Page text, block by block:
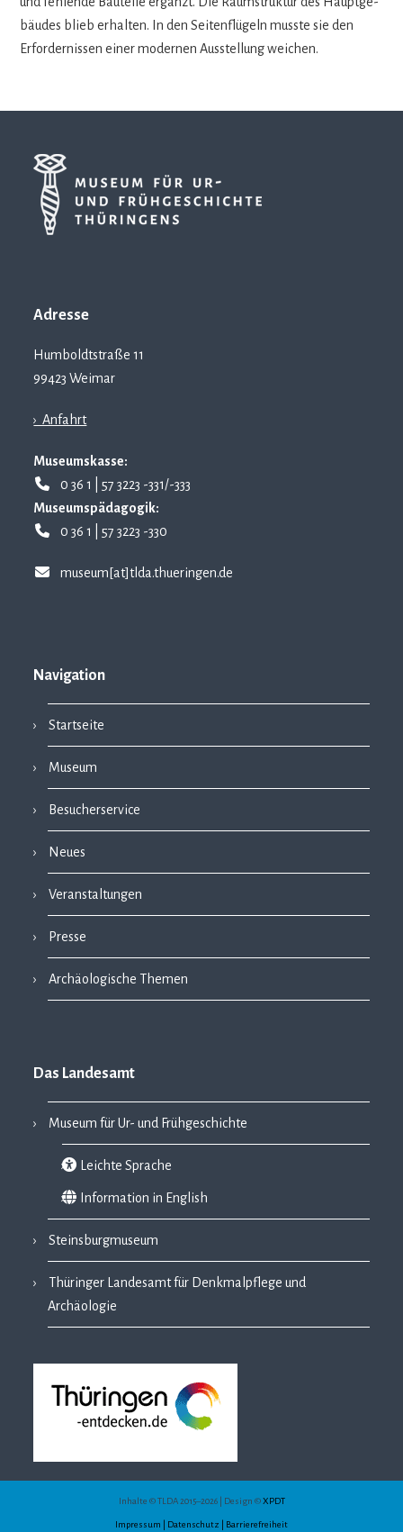
bäu­des blieb erhal­ten. In den Sei­ten­flü­geln musste sie den
Erfor­der­nis­sen einer moder­nen Aus­stel­lung weichen.
Adresse
Humboldtstraße 11
99423 Weimar
› Anfahrt
Museumskasse:
0 36 1 | 57 3223 -331/-333
Museumspädagogik:
0 36 1 | 57 3223 -330
museum[at]tlda.thueringen.de
Navigation
Startseite
Museum
Besucherservice
Neues
Veranstaltungen
Presse
Archäologische Themen
Das Landesamt
Museum für Ur- und Frühgeschichte
Leichte Sprache
Information in English
Steinsburgmuseum
Thüringer Landesamt für Denkmalpflege und
Archäologie
Inhalte © TLDA 2015–2026 | Design ©XPDT
Impressum | Datenschutz | Barrierefreiheit